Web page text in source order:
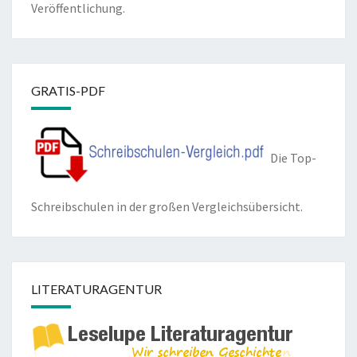
Veröffentlichung.
GRATIS-PDF
Die Top-
Schreibschulen in der großen Vergleichsübersicht.
LITERATURAGENTUR